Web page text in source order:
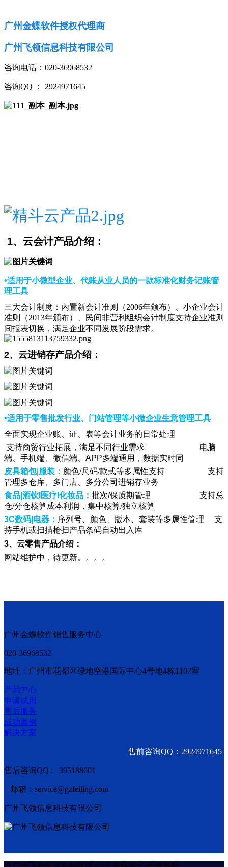
广州金蝶软件授权代理商
广州飞领信息科技有限公司
咨询电话：020-36968532
咨询QQ ： 2924971645
1、云会计产品介绍：
•适用于小微型企业、代账从业人员的一款标准化财务记账管
理工具
三大会计制度： 内置新会计准则（2006年颁布）、小企业会计
准则（2013年颁布）、民间非营利组织会计制度支持企业准则
间报表切换，满足企业不同发展阶段需求。
2、云进销存产品介绍：
•适用于零售批发行业、门站管理等小微企业生意管理工具
全面实现企业账、证、表等会计业务的日常处理
支持商贸行业拓展，满足不同行业需求
电脑
端、手机端、微信端、APP多端通用，数据实时同
皮具箱包|服装 ： 颜色/尺码/款式等多属性支持 支持
管理多仓库、多门店、多分公司进销存业务
食品|酒饮I医疗I化妆品： 批次/保质期管理 支持总
仓/分仓核算成本利润，集中核算/独立核算
3C数码|电器： 序列号、颜色、版本、套装等多属性管理
支
持手机或扫描枪扫产品条码自动出入库
3、云零售产品介绍：
网站维护中，待更新。。。。
广州金蝶软件销售服务中心
020-36968532
地址：广州市花都区绿地空港国际中心4号地4栋1107室
产品中心
申请试用
售后服务
成功案例
解决方案
售前咨询QQ：2924971645
售后咨询QQ : 395188601
邮箱：service@gzfeiling.com
广州飞领信息科技有限公司